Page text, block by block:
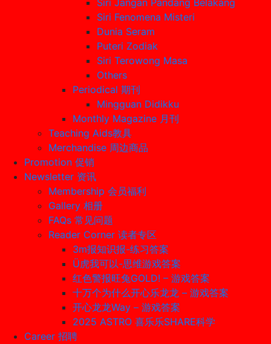
Siri Jangan Pandang Belakang
Siri Fenomena Misteri
Dunia Seram
Puteri Zodiak
Siri Terowong Masa
Others
Periodical 期刊
Mingguan Didikku
Monthly Magazine 月刊
Teaching Aids教具
Merchandise 周边商品
Promotion 促销
Newsletter 资讯
Membership 会员福利
Gallery 相册
FAQs 常见问题
Reader Corner 读者专区
3m报知识报-练习答案
Ü虎我可以-思维游戏答案
红色警报旺兔GOLD! – 游戏答案
十万个为什么开心乐龙龙 – 游戏答案
开心龙龙Way – 游戏答案
2025 ASTRO 喜乐乐SHARE科学
Career 招聘